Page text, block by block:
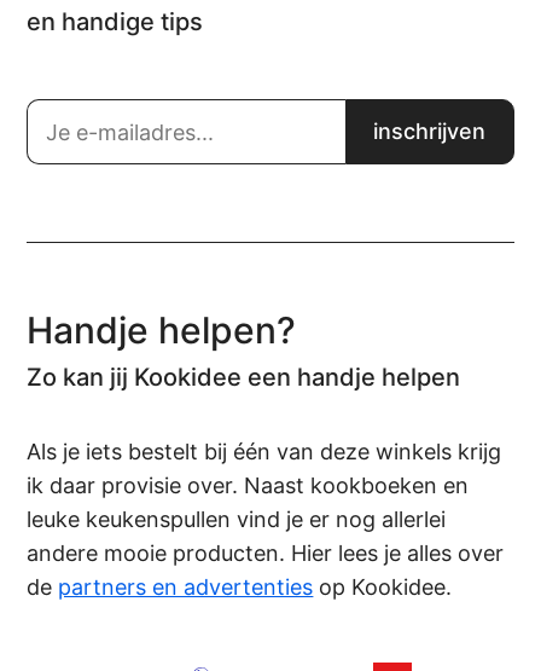
en handige tips
Handje helpen?
Zo kan jij Kookidee een handje helpen
Als je iets bestelt bij één van deze winkels krijg
ik daar provisie over. Naast kookboeken en
leuke keukenspullen vind je er nog allerlei
andere mooie producten. Hier lees je alles over
de partners en advertenties op Kookidee.